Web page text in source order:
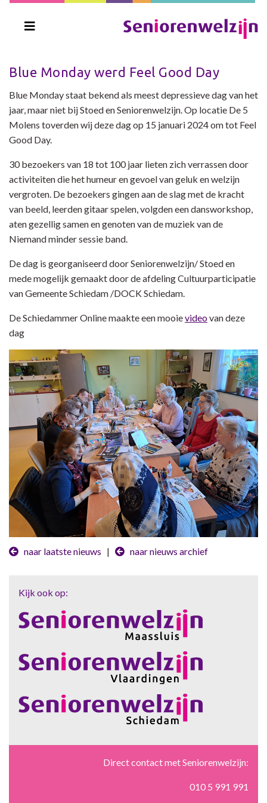
Blue Monday werd Feel Good Day
Blue Monday staat bekend als meest depressieve dag van het
jaar, maar niet bij Stoed en Seniorenwelzijn. Op locatie De 5
Molens toverden wij deze dag op 15 januari 2024 om tot Feel
Good Day.
30 bezoekers van 18 tot 100 jaar lieten zich verrassen door
activiteiten die het humeur en gevoel van geluk en welzijn
vergroten. De bezoekers gingen aan de slag met de kracht
van beeld, leerden gitaar spelen, volgden een dansworkshop,
aten gezellig samen en genoten van de muziek van de
Niemand minder sessie band.
De dag is georganiseerd door Seniorenwelzijn/ Stoed en
mede mogelijk gemaakt door de afdeling Cultuurparticipatie
van Gemeente Schiedam /DOCK Schiedam.
De Schiedammer Online maakte een mooievideovan deze
dag
naar laatste nieuws | naar nieuws archief
Kijk ook op:
Direct contact met Seniorenwelzijn:
010 5 991 991